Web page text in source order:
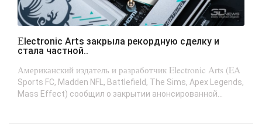
Electronic Arts закрыла рекордную сделку и
стала частной..
Американский издатель и разработчик Electronic Arts (EA
Sports FC, Madden NFL, Battlefield, The Sims, Apex Legends,
Mass Effect) сообщил о закрытии анонсированной...